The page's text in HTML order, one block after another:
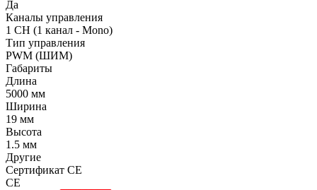
Да
Каналы управления
1 CH (1 канал - Mono)
Тип управления
PWM (ШИМ)
Габариты
Длина
5000 мм
Ширина
19 мм
Высота
1.5 мм
Другие
Сертификат CE
CE